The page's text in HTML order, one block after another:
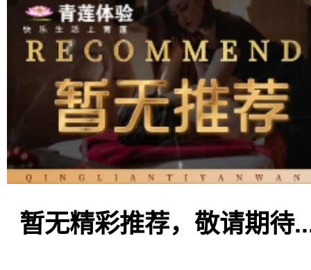
暂无精彩推荐，敬请期待